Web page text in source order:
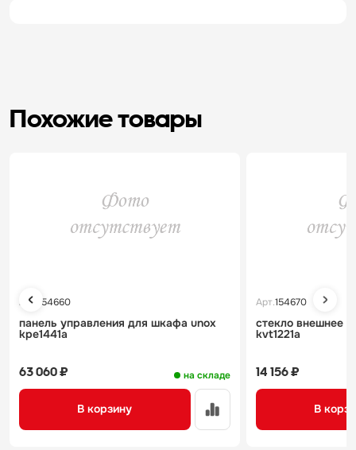
Похожие товары
Арт. 154660
панель управления для шкафа unox
kpe1441a
на складе
63 060 ₽
В корзину
Арт.154670
стекло внешнее
kvt1221a
14 156 ₽
В